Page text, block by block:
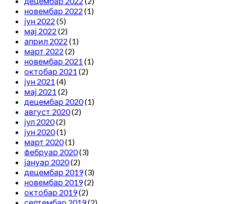
новембар 2022 (1)
јун 2022 (5)
мај 2022 (2)
април 2022 (1)
март 2022 (2)
новембар 2021 (1)
октобар 2021 (2)
јун 2021 (4)
мај 2021 (2)
децембар 2020(1)
август 2020(2)
јул 2020(2)
јун 2020(1)
март 2020(1)
фебруар 2020(3)
јануар 2020(2)
децембар 2019(3)
новембар 2019(2)
октобар 2019(2)